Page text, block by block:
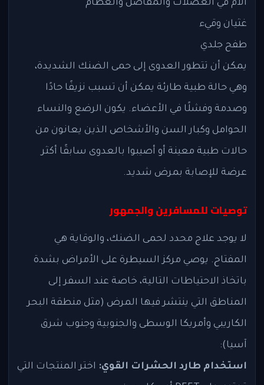
آلام في العضلات والمفاصل والعظام
غثيان وقيء
طفح جلدي
يمكن أن تتطور العدوى إلى حمى الضنك الشديدة،
وهي حالة طبية طارئة يمكن أن تسبب نزيفًا حادًا
وصدمة وفشلًا في الأعضاء. يكون الرضع والنساء
الحوامل وكبار السن والأشخاص الذين يعانون من
حالات طبية معينة أو أصيبوا بالعدوى سابقًا أكثر
عرضة للإصابة بمرض شديد.
توصيات للمسافرين والجمهور
لا يوجد علاج محدد لحمى الضنك، والوقاية هي
المفتاح. يوصي مركز السيطرة على الأمراض بشدة
باتخاذ الاحتياطات التالية، خاصة عند السفر إلى
المناطق التي ينتشر فيها المرض (مثل منطقة البحر
الكاريبي وأمريكا الوسطى والجنوبية وجنوب شرق
آسيا):
استخدام طارد الحشرات القوي: اختر المنتجات التي